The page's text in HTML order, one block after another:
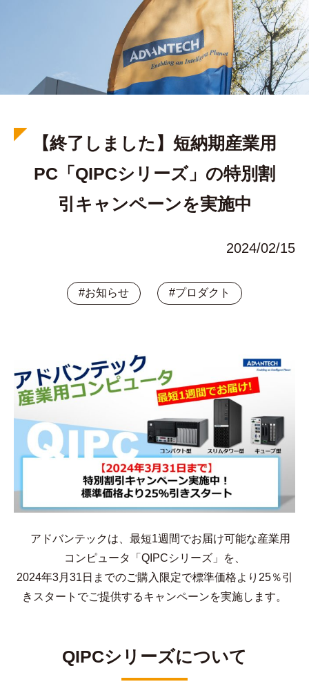
【終了しました】短納期産業用
PC「QIPCシリーズ」の特別割
引キャンペーンを実施中
2024/02/15
#お知らせ #プロダクト
アドバンテックは、最短1週間でお届け可能な産業用
コンピュータ「QIPCシリーズ」を、
2024年3月31日までのご購入限定で標準価格より25％引
きスタートでご提供するキャンペーンを実施します。
QIPCシリーズについて